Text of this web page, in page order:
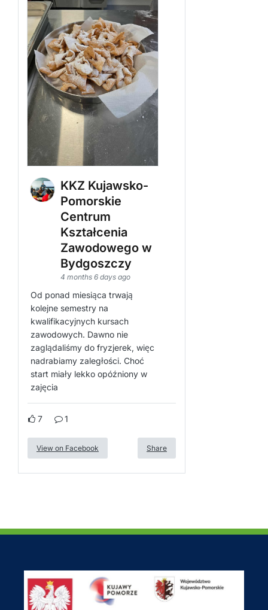
KKZ Kujawsko-
Pomorskie
Centrum
Kształcenia
Zawodowego w
Bydgoszczy
4 months 6 days ago
Od ponad miesiąca trwają
kolejne semestry na
kwalifikacyjnych kursach
zawodowych. Dawno nie
zaglądaliśmy do fryzjerek, więc
nadrabiamy zaległości. Choć
start miały lekko opóźniony w
zajęcia
7 1
View on Facebook Share